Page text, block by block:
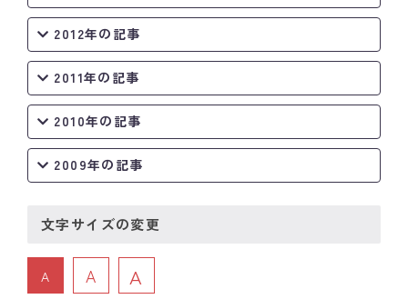
2012年の記事
2011年の記事
2010年の記事
2009年の記事
文字サイズの変更
A A A